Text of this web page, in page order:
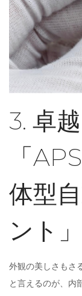
3. 卓
「
体型
ント
外観の美しさもさ
と言えるのが、内